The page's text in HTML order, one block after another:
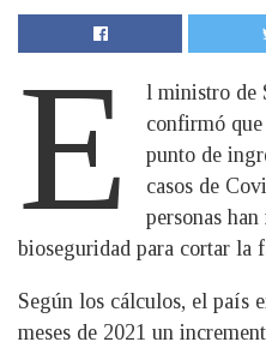
E
l ministro de
confirmó
punto de
casos de
personas
bioseguridad para cortar la
Según los cálculos, el país
meses de 2021 un